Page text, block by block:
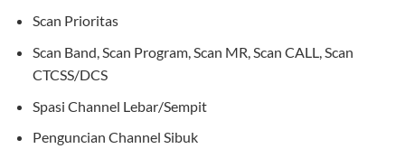
Scan Prioritas
Scan Band, Scan Program, Scan MR, Scan CALL, Scan
CTCSS/DCS
Spasi Channel Lebar/Sempit
Penguncian Channel Sibuk